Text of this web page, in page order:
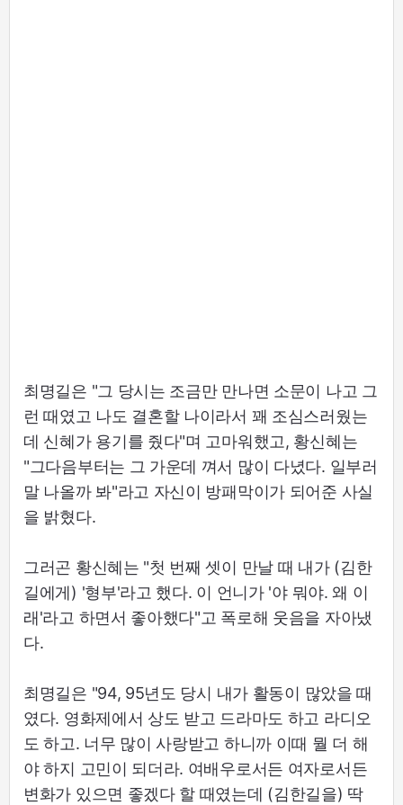
최명길은 "그 당시는 조금만 만나면 소문이 나고 그
런 때였고 나도 결혼할 나이라서 꽤 조심스러웠는
데 신혜가 용기를 줬다"며 고마워했고, 황신혜는
"그다음부터는 그 가운데 껴서 많이 다녔다. 일부러
말 나올까 봐"라고 자신이 방패막이가 되어준 사실
을 밝혔다.
그러곤 황신혜는 "첫 번째 셋이 만날 때 내가 (김한
길에게) '형부'라고 했다. 이 언니가 '야 뭐야. 왜 이
래'라고 하면서 좋아했다"고 폭로해 웃음을 자아냈
다.
최명길은 "94, 95년도 당시 내가 활동이 많았을 때
였다. 영화제에서 상도 받고 드라마도 하고 라디오
도 하고. 너무 많이 사랑받고 하니까 이때 뭘 더 해
야 하지 고민이 되더라. 여배우로서든 여자로서든
변화가 있으면 좋겠다 할 때였는데 (김한길을) 딱